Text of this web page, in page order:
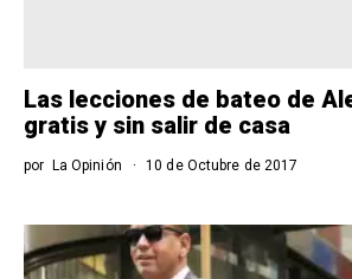
Las lecciones de bateo de
gratis y sin salir de casa
por La Opinión 10 de Octubre de 2017